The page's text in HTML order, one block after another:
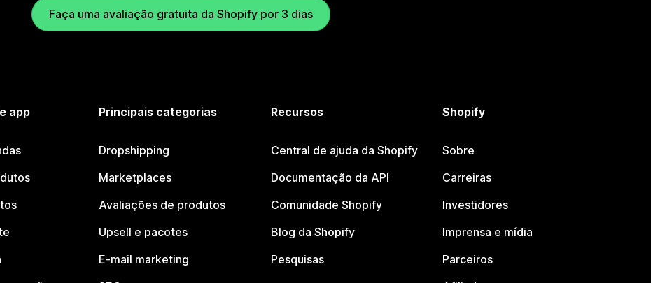
Faça uma avaliação gratuita da Shopify por 3 dias
app Principais categorias
Dropshipping
Marketplaces
Avaliações de produtos
Upsell e pacotes
E-mail marketing
Recursos
Central de ajuda da Shopify
Documentação da API
Comunidade Shopify
Blog da Shopify
Pesquisas
Shopify
Sobre
Carreiras
Investidores
Imprensa e mídia
Parceiros